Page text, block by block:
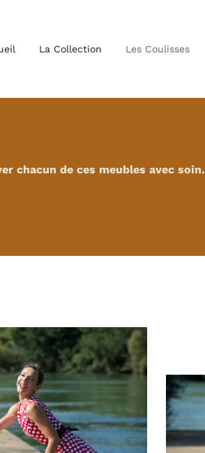
La Collection Les Coulisses
chacun de ces meubles avec soin.